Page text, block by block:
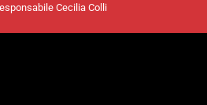
Cecilia Colli